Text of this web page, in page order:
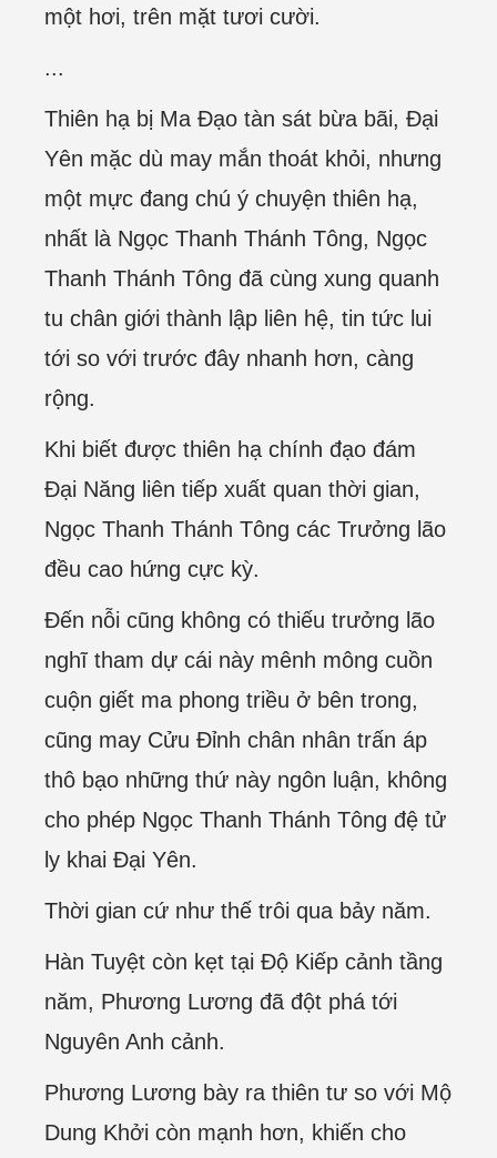
một hơi, trên mặt tươi cười.
...
Thiên hạ bị Ma Đạo tàn sát bừa bãi, Đại
Yên mặc dù may mắn thoát khỏi, nhưng
một mực đang chú ý chuyện thiên hạ,
nhất là Ngọc Thanh Thánh Tông, Ngọc
Thanh Thánh Tông đã cùng xung quanh
tu chân giới thành lập liên hệ, tin tức lui
tới so với trước đây nhanh hơn, càng
rộng.
Khi biết được thiên hạ chính đạo đám
Đại Năng liên tiếp xuất quan thời gian,
Ngọc Thanh Thánh Tông các Trưởng lão
đều cao hứng cực kỳ.
Đến nỗi cũng không có thiếu trưởng lão
nghĩ tham dự cái này mênh mông cuồn
cuộn giết ma phong triều ở bên trong,
cũng may Cửu Đỉnh chân nhân trấn áp
thô bạo những thứ này ngôn luận, không
cho phép Ngọc Thanh Thánh Tông đệ tử
ly khai Đại Yên.
Thời gian cứ như thế trôi qua bảy năm.
Hàn Tuyệt còn kẹt tại Độ Kiếp cảnh tầng
năm, Phương Lương đã đột phá tới
Nguyên Anh cảnh.
Phương Lương bày ra thiên tư so với Mộ
Dung Khởi còn mạnh hơn, khiến cho